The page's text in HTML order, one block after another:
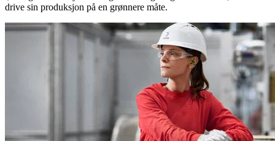
drive sin produksjon på en grønnere måte.